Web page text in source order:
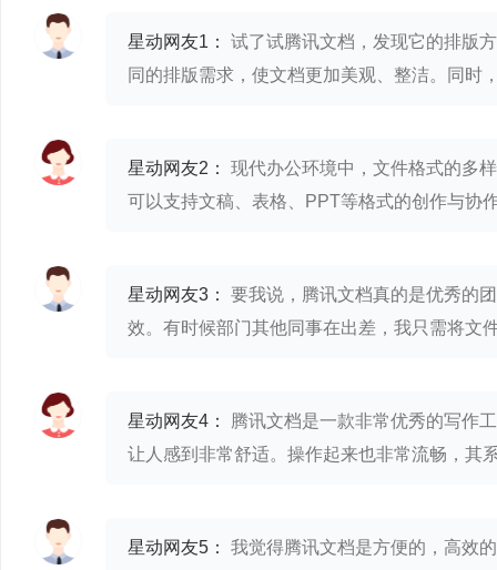
- 支持查看本地 .pdf
- 本地文件支持快速
星动网友1：
试了试腾讯文档，发现它的排版
同的排版需求，使文档更加美观、整洁。同时
星动网友2：
现代办公环境中，文件格式的多
可以支持文稿、表格、PPT等格式的创作与协
星动网友3：
要我说，腾讯文档真的是优秀的
效。有时候部门其他同事在出差，我只需将文
星动网友4：
腾讯文档是一款非常优秀的写作
让人感到非常舒适。操作起来也非常流畅，其
星动网友5：
我觉得腾讯文档是方便的，高效